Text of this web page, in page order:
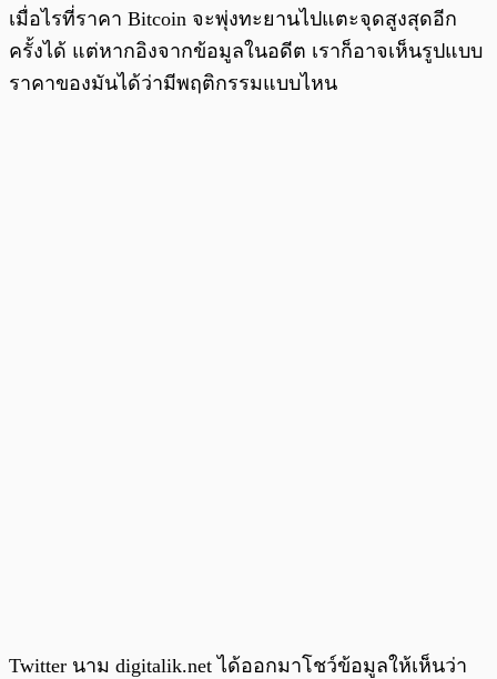
เมื่อไรที่ราคา Bitcoin จะพุ่งทะยานไปแตะจุดสูงสุดอีก
ครั้งได้ แต่หากอิงจากข้อมูลในอดีต เราก็อาจเห็นรูปแบบ
ราคาของมันได้ว่ามีพฤติกรรมแบบไหน
Twitter นาม digitalik.net ได้ออกมาโชว์ข้อมูลให้เห็นว่า